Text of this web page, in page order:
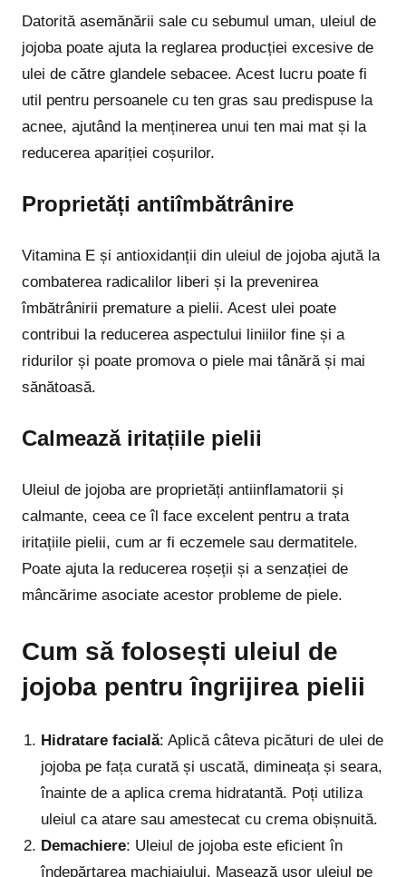
Datorită asemănării sale cu sebumul uman, uleiul de
jojoba poate ajuta la reglarea producției excesive de
ulei de către glandele sebacee. Acest lucru poate fi
util pentru persoanele cu ten gras sau predispuse la
acnee, ajutând la menținerea unui ten mai mat și la
reducerea apariției coșurilor.
Proprietăți antiîmbătrânire
Vitamina E și antioxidanții din uleiul de jojoba ajută la
combaterea radicalilor liberi și la prevenirea
îmbătrânirii premature a pielii. Acest ulei poate
contribui la reducerea aspectului liniilor fine și a
ridurilor și poate promova o piele mai tânără și mai
sănătoasă.
Calmează iritațiile pielii
Uleiul de jojoba are proprietăți antiinflamatorii și
calmante, ceea ce îl face excelent pentru a trata
iritațiile pielii, cum ar fi eczemele sau dermatitele.
Poate ajuta la reducerea roșeții și a senzației de
mâncărime asociate acestor probleme de piele.
Cum să folosești uleiul de
jojoba pentru îngrijirea pielii
Hidratare facială: Aplică câteva picături de ulei de
jojoba pe fața curată și uscată, dimineața și seara,
înainte de a aplica crema hidratantă. Poți utiliza
uleiul ca atare sau amestecat cu crema obișnuită.
Demachiere: Uleiul de jojoba este eficient în
îndepărtarea machiajului. Masează ușor uleiul pe